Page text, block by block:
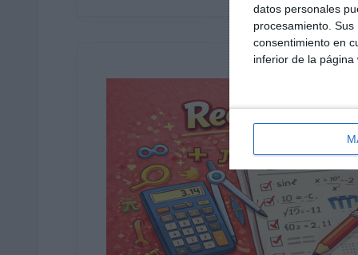
datos personales
procesamiento.
consentimiento en
inferior de la página